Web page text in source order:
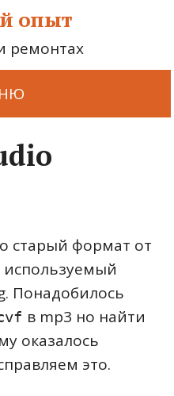
опыт
ремонтах
старый формат от
Понадобилось
в mp3 но найти
оказалось
это.